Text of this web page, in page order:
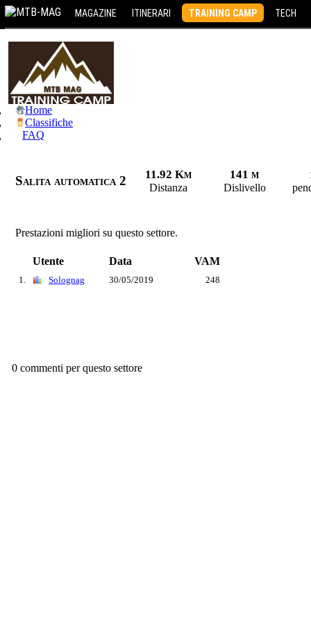
MAGAZINE ITINERARI TRAINING CAMP TECH
Home
Classifiche
FAQ
Salita automatica 2 11.92 Km
Distanza
141 m
Dislivello
Prestazioni migliori su questo settore.
Utente Data VAM
1. Solognag 30/05/2019 248
0 commenti per questo settore